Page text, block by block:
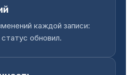
каждой записи:
обновил.